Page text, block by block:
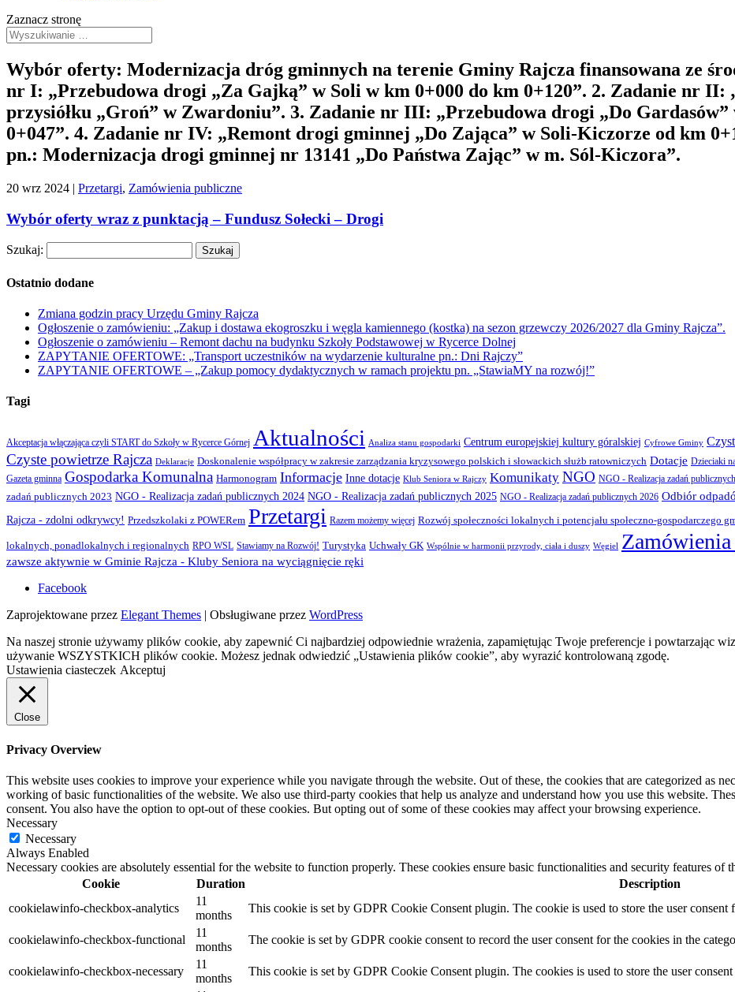
Zaznacz stronę
Wybór oferty: Modernizacja dróg gminnych na terenie Gminy Rajcza finansowana ze
nr I: „Przebudowa drogi „Za Gajką” w Soli w km 0+000 do km 0+120”. 2. Zadanie nr
przysiółku „Groń” w Zwardoniu”. 3. Zadanie nr III: „Przebudowa drogi „Do
0+047”. 4. Zadanie nr IV: „Remont drogi gminnej „Do Zająca” w Soli-Kiczorze od km
pn.: Modernizacja drogi gminnej nr 13141 „Do Państwa Zając” w m. Sól-Kiczora”.
20 wrz 2024 | Przetargi, Zamówienia publiczne
Wybór oferty wraz z punktacją – Fundusz Sołecki – Drogi
Szukaj:
Ostatnio dodane
Zmiana godzin pracy Urzędu Gminy Rajcza
Ogłoszenie o zamówieniu: „Zakup i dostawa ekogroszku i węgla kamiennego (kostka) na sezon grzewczy 2026/2027 dla Gminy Rajcza”.
Ogłoszenie o zamówieniu – Remont dachu na budynku Szkoły Podstawowej w Rycerce Dolnej
ZAPYTANIE OFERTOWE: „Transport uczestników na wydarzenie kulturalne pn.: Dni Rajczy”
ZAPYTANIE OFERTOWE – „Zakup pomocy dydaktycznych w ramach projektu pn. „StawiaMY na rozwój!”
Tagi
Akceptacja włączająca czyli START do Szkoły w Rycerce Górnej Aktualności Analiza stanu gospodarki Centrum europejskiej kultury góralskiej Cyfrowe Gminy
Czyste powietrze Rajcza Deklaracje Doskonalenie współpracy w zakresie zarządzania kryzysowego polskich i słowackich służb ratowniczych Dotacje Dzieciaki
Gazeta gminna Gospodarka Komunalna Harmonogram Informacje Inne dotacje Klub Seniora w Rajczy Komunikaty NGO NGO - Realizacja zadań
zadań publicznych 2023 NGO - Realizacja zadań publicznych 2024 NGO - Realizacja zadań publicznych 2025 NGO - Realizacja zadań publicznych 2026 Odbiór
Rajcza - zdolni odkrywcy! Przedszkolaki z POWERem Przetargi Razem możemy więcej Rozwój społeczności lokalnych i potencjału społeczno-gospodarczego
lokalnych, ponadlokalnych i regionalnych RPO WSL Stawiamy na Rozwój! Turystyka Uchwały GK Wspólnie w harmonii przyrody, ciała i duszy Węgiel
zawsze aktywnie w Gminie Rajcza - Kluby Seniora na wyciągnięcie ręki
Facebook
Zaprojektowane przez Elegant Themes | Obsługiwane przez WordPress
Na naszej stronie używamy plików cookie, aby zapewnić Ci najbardziej odpowiednie wrażenia, zapamiętując Twoje preferencje i powtarzając
używanie WSZYSTKICH plików cookie. Możesz jednak odwiedzić „Ustawienia plików cookie”, aby wyrazić kontrolowaną zgodę.
Ustawienia ciasteczek Akceptuj
Close
Privacy Overview
This website uses cookies to improve your experience while you navigate through the website. Out of these, the cookies that are categorized as
working of basic functionalities of the website. We also use third-party cookies that help us analyze and understand how you use this website.
consent. You also have the option to opt-out of these cookies. But opting out of some of these cookies may affect your browsing experience.
Necessary
Necessary
Always Enabled
Necessary cookies are absolutely essential for the website to function properly. These cookies ensure basic functionalities and security features of
Cookie
Duration
Description
cookielawinfo-checkbox-analytics
11
months
This cookie is set by GDPR Cookie Consent plugin. The cookie is used to store the user
cookielawinfo-checkbox-functional
11
months
The cookie is set by GDPR cookie consent to record the user consent for the cookies in the
cookielawinfo-checkbox-necessary
11
months
This cookie is set by GDPR Cookie Consent plugin. The cookies is used to store the user